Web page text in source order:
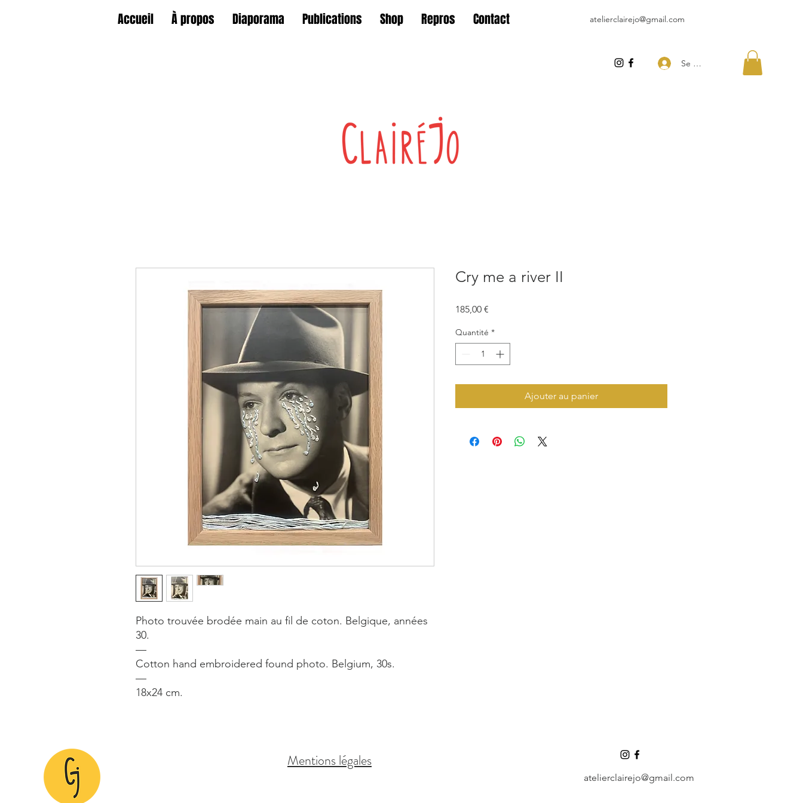
Accueil À propos Diaporama Publications Shop Repros Contact atelierclairejo@gmail.com
Se connecter
Photo trouvée brodée main au fil de coton. Belgique, années
30.
—
Cotton hand embroidered found photo. Belgium, 30s.
—
18x24 cm.
Cry me a river II
185,00 €
Quantité *
Ajouter au panier
Mentions légales
atelierclairejo@gmail.com